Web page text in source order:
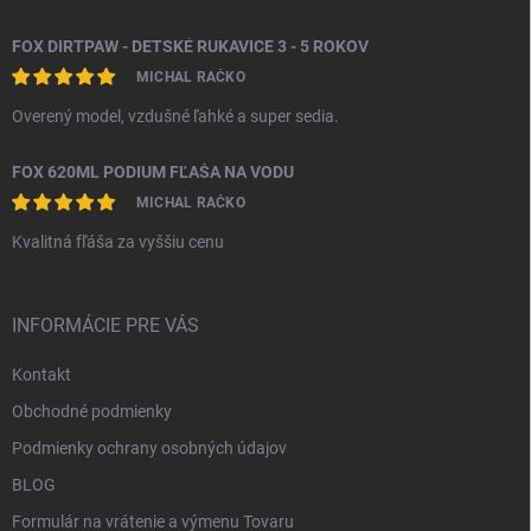
FOX DIRTPAW - DETSKÉ RUKAVICE 3 - 5 ROKOV
MICHAL RAČKO
Overený model, vzdušné ľahké a super sedia.
FOX 620ML PODIUM FĽAŠA NA VODU
MICHAL RAČKO
Kvalitná fľáša za vyššiu cenu
INFORMÁCIE PRE VÁS
Kontakt
Obchodné podmienky
Podmienky ochrany osobných údajov
BLOG
Formulár na vrátenie a výmenu Tovaru